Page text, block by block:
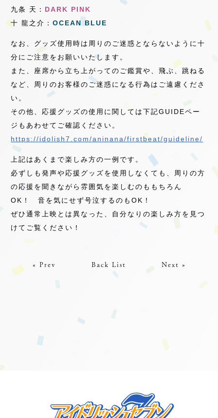
九条 天： DARK PINK
十 龍之介：OCEAN BLUE
なお、グッズ使用時は周りのご迷惑とならないように十
分にご注意をお願いいたします。
また、座席から立ち上がってのご鑑賞や、飛ぶ、跳ねる
など、周りのお客様のご迷惑になる行為はご遠慮くださ
い。
その他、応援グッズの使用に関しては下記GUIDEペー
ジもあわせてご確認ください。
https://idolish7.com/aninana/firstbeat/guideline/
上記はあくまで楽しみ方の一例です。
必ずしも発声や応援グッズを使用しなくても、周りの方
の応援を聞きながら雰囲気を楽しむのももちろん
OK！ 音を気にせず号泣するのもOK！
ぜひ通常上映とは異なった、自分なりの楽しみ方を見つ
けてご覧ください！
« Prev Back List Next »